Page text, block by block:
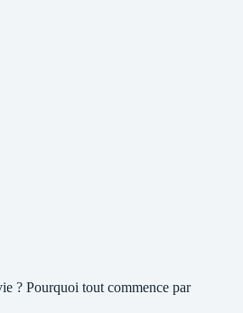
? Pourquoi tout commence par